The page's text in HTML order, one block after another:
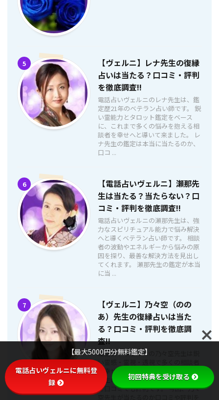
5
【ヴェルニ】レナ先生の復縁
占いは当たる？口コミ・評判
を徹底調査!!
電話占いヴェルニのレナ先生は、鑑
定歴21年のベテラン占い師です。 鋭
い霊能力とタロット鑑定をベース
に、これまで多くの悩みを抱える相
談者を幸せへと導いて来ました。 レ
ナ先生の鑑定は本当に当たるのか、
口コ ...
6
【電話占いヴェルニ】瀬那先
生は当たる？当たらない？口
コミ・評判を徹底調査!!
電話占いヴェルニの瀬那先生は、強
力なスピリチュアル能力で悩み解決
へと導くベテラン占い師です。 相談
者の波動やエネルギーから悩みの原
因を探り、最善な解決方法を見出し
てくれます。 瀬那先生の鑑定が本当
に当 ...
7
【ヴェルニ】乃々空（のの
あ）先生の復縁占いは当た
る？口コミ・評判を徹底調
査!!
電話占いヴェルニの乃々空先生は鋭
い霊感・霊視・透視で多くの相談者
を幸せへと導いて来ました。 乃々空
先生の「連絡引き寄せ」は効果絶大
と口コミでも評判です。 今回、乃々
【最大5000円分無料鑑定】
電話占いヴェルニに無料登
録
初回特典を受け取る